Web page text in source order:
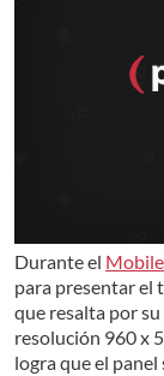
Durante el
para presentar el
que resalta por
resolución 960 x
logra que el